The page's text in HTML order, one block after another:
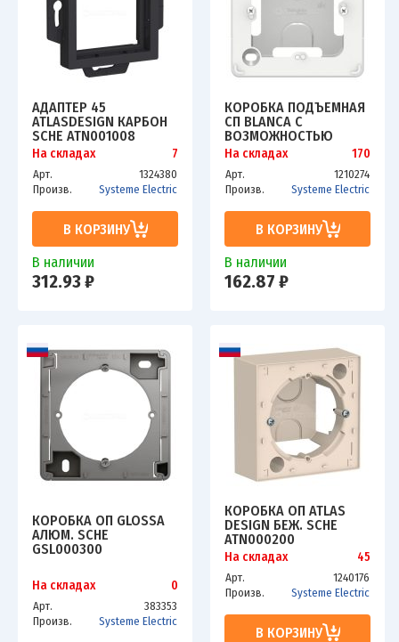
АДАПТЕР 45
ATLASDESIGN КАРБОН
SCHE ATN001008
На складах 7
Арт.
1324380
Произв.
Systeme Electric
В КОРЗИНУ
В наличии
312.93 ₽
КОРОБКА ПОДЪЕМНАЯ
СП BLANCA С
ВОЗМОЖНОСТЬЮ
СОЕДИНЕНИЯ
НЕСКОЛЬКИХ КОРОБОК
БЕЛ. SCHE
BLNPK000011
На складах 170
Арт.
1210274
Произв.
Systeme Electric
В КОРЗИНУ
В наличии
162.87 ₽
КОРОБКА ОП GLOSSA
АЛЮМ. SCHE
GSL000300
На складах 0
Арт.
383353
Произв.
Systeme Electric
КОРОБКА ОП ATLAS
DESIGN БЕЖ. SCHE
ATN000200
На складах 45
Арт.
1240176
Произв.
Systeme Electric
В КОРЗИНУ